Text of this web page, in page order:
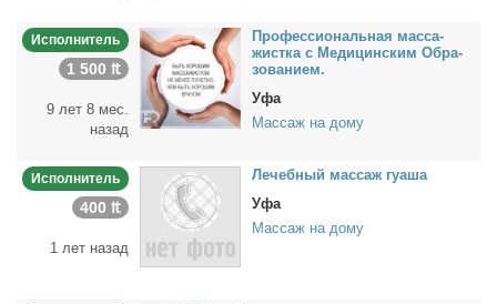
Исполнитель
1 500 ₶
9 лет 8 мес.
назад
Про­фес­сио­наль­ная мас­са­
жист­ка с Ме­ди­цин­ским Об­ра­
зо­ва­ни­ем.
Уфа
Массаж на дому
Исполнитель
400 ₶
1 лет назад
Ле­чеб­ный мас­саж гу­а­ша
Уфа
Массаж на дому